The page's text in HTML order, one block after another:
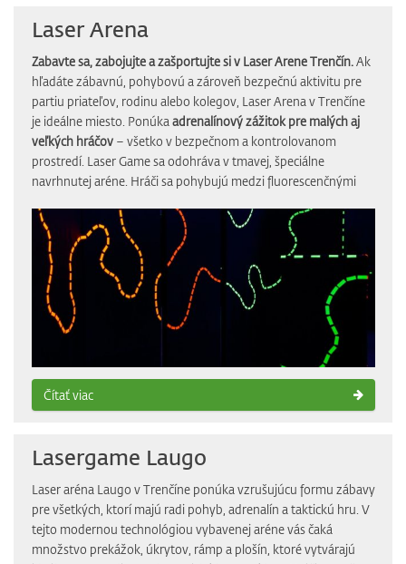
Laser Arena
Zabavte sa, zabojujte a zašportujte si v Laser Arene Trenčín.Ak
hľadáte zábavnú, pohybovú a zároveň bezpečnú aktivitu pre
partiu priateľov, rodinu alebo kolegov, Laser Arena v Trenčíne
je ideálne miesto. Ponúka adrenalínový zážitok pre malých aj
veľkých hráčov– všetko v bezpečnom a kontrolovanom
prostredí. Laser Game sa odohráva v tmavej, špeciálne
navrhnutej aréne. Hráči sa pohybujú medzi fluorescenčnými
Čítať viac
Lasergame Laugo
Laser aréna Laugo v Trenčíne ponúka vzrušujúcu formu zábavy
pre všetkých, ktorí majú radi pohyb, adrenalín a taktickú hru. V
tejto modernou technológiou vybavenej aréne vás čaká
množstvo prekážok, úkrytov, rámp a plošín, ktoré vytvárajú